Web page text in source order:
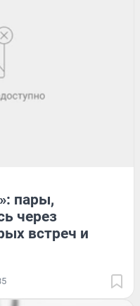
пары,
через
встреч и